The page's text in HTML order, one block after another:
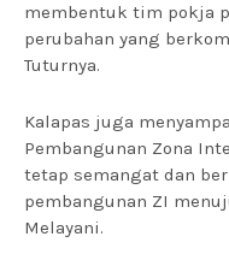
membentuk tim pokja
perubahan yang
Tuturnya.
Kalapas juga
Pembangunan Zona
tetap semangat dan
pembangunan ZI
Melayani.